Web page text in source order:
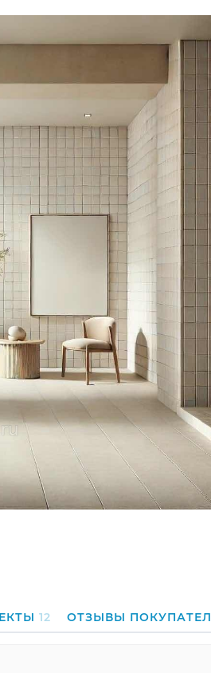
12 ОТЗЫВЫ